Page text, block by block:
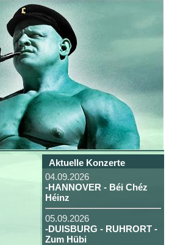
Aktuelle Konzerte
04.09.2026
-HANNOVER - Béi Chéz
Héinz
05.09.2026
-DUISBURG - RUHRORT -
Zum Hübi